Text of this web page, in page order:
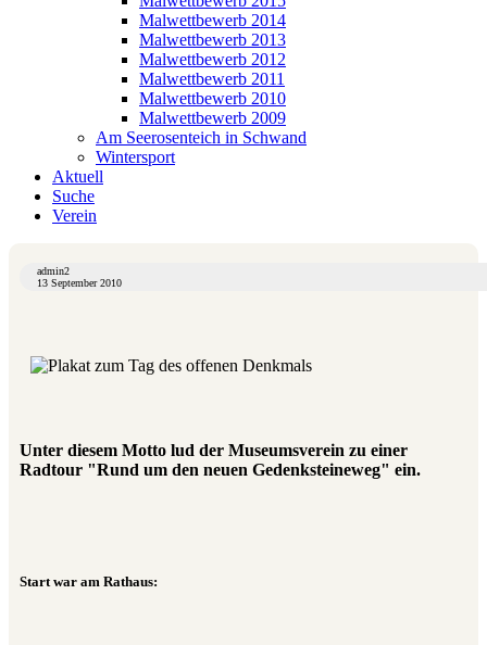
Malwettbewerb 2014
Malwettbewerb 2013
Malwettbewerb 2012
Malwettbewerb 2011
Malwettbewerb 2010
Malwettbewerb 2009
Am Seerosenteich in Schwand
Wintersport
Aktuell
Suche
Verein
admin2
13 September 2010
Unter diesem Motto lud der Museumsverein zu einer
Radtour "Rund um den neuen Gedenksteineweg" ein.
Start war am Rathaus: